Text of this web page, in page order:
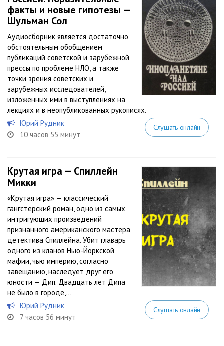
факты и новые гипотезы —
Шульман Сол
Аудиосборник является достаточно
обстоятельным обобщением
публикаций советской и зарубежной
прессы по проблеме НЛО, а также
точки зрения советских и
зарубежных исследователей,
изложенных ими в выступлениях на
лекциях и в неопубликованных рукописях.
Юрий Рудник
10 часов 55 минут
Слушать онлайн
Крутая игра — Спиллейн
Микки
«Крутая игра» — классический
гангстерский роман, одно из самых
интригующих произведений
признанного американского мастера
детектива Спиллейна. Убит главарь
одного из кланов Нью-Йоркской
мафии, чью империю, согласно
завещанию, наследует друг его
юности — Дип. Двадцать лет Дипа
не было в городе,...
Юрий Рудник
7 часов 56 минут
Слушать онлайн